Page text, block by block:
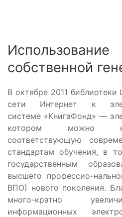
собственной
В октябре 2011
сети Интернет к
системе «КнигаФонд» —
котором можно
соответствующую
стандартам обучения, в
государственным
высшего профессио-
ВПО) нового поколения.
много-кратно
информационных